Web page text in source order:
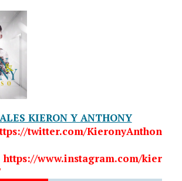
KIERON Y ANTHONY
twitter.com/KieronyAnthon
https://www.instagram.com/kier